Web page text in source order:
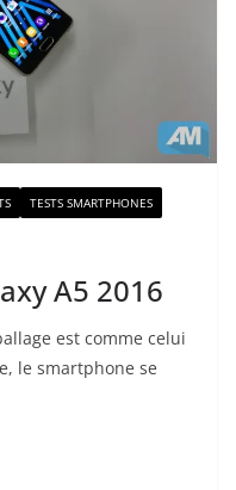
TESTS SMARTPHONES
A5 2016
est comme celui
le smartphone se